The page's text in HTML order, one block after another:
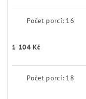
Počet porcí: 16
1 104 Kč
Počet porcí: 18